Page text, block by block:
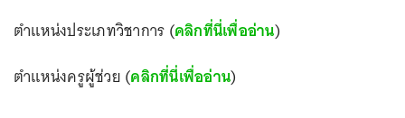
ตำแหน่งประเภทวิชาการ (คลิกที่นี่เพื่ออ่าน)
ตำแหน่งครูผู้ช่วย (คลิกที่นี่เพื่ออ่าน)